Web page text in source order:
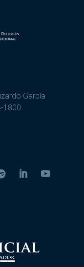
García
1800